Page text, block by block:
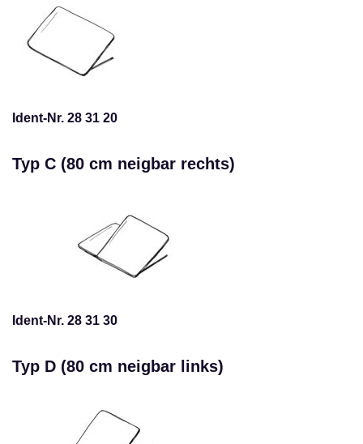
Ident-Nr. 28 31 20
Typ C (80 cm neigbar rechts)
Ident-Nr. 28 31 30
Typ D (80 cm neigbar links)